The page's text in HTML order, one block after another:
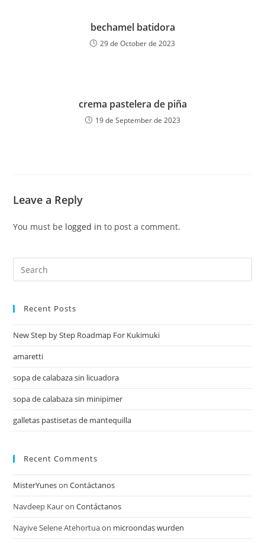
bechamel batidora
29 de October de 2023
crema pastelera de piña
19 de September de 2023
Leave a Reply
You must be logged in to post a comment.
Recent Posts
New Step by Step Roadmap For Kukimuki
amaretti
sopa de calabaza sin licuadora
sopa de calabaza sin minipimer
galletas pastisetas de mantequilla
Recent Comments
MisterYunesonContáctanos
Navdeep KauronContáctanos
Nayive Selene Atehortuaon microondas wurden